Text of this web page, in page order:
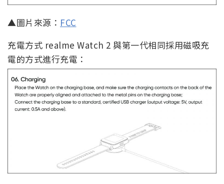
▲圖片來源： FCC
充電方式 realme Watch 2 與第一代相同採用磁吸充
電的方式進行充電：